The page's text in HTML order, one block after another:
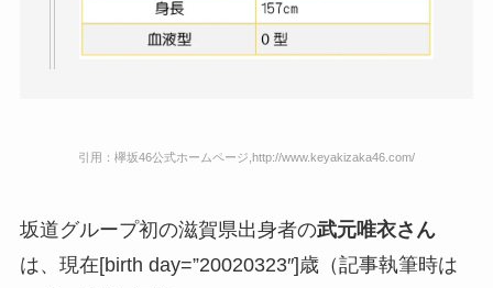
引用：欅坂46公式ホームページ,http://www.keyakizaka46.com/
坂道グループ初の滋賀県出身者の武元唯衣さん
は、現在[birth day=”20020323″]歳（記事執筆時は